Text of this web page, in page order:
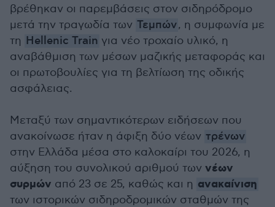
βρέθηκαν οι παρεμβάσεις στον σιδηρόδρομο
μετά την τραγωδία των Τεμπών, η συμφωνία με
τη Hellenic Train για νέο τροχαίο υλικό, η
αναβάθμιση των μέσων μαζικής μεταφοράς και
οι πρωτοβουλίες για τη βελτίωση της οδικής
ασφάλειας.
Μεταξύ των σημαντικότερων ειδήσεων που
ανακοίνωσε ήταν η άφιξη δύο νέων τρένων
στην Ελλάδα μέσα στο καλοκαίρι του 2026, η
αύξηση του συνολικού αριθμού των νέων
συρμών από 23 σε 25, καθώς και η ανακαίνιση
των ιστορικών σιδηροδρομικών σταθμών της